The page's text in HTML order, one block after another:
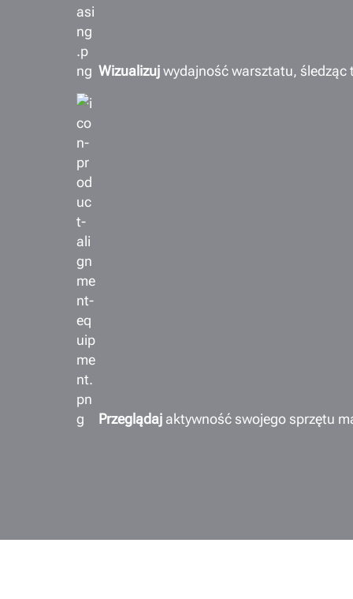
Wizualizujwydajność warsztatu, śledząc
Przeglądaj aktywność swojego sprzętu